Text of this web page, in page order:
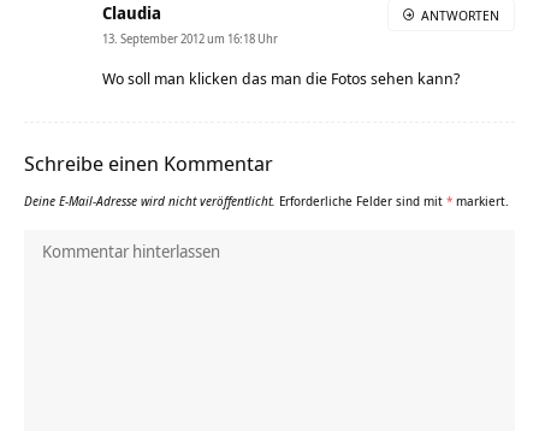
Claudia
13. September 2012 um 16:18 Uhr
Wo soll man klicken das man die Fotos sehen kann?
ANTWORTEN
Schreibe einen Kommentar
Deine E-Mail-Adresse wird nicht veröffentlicht. Erforderliche Felder sind mit * markiert.